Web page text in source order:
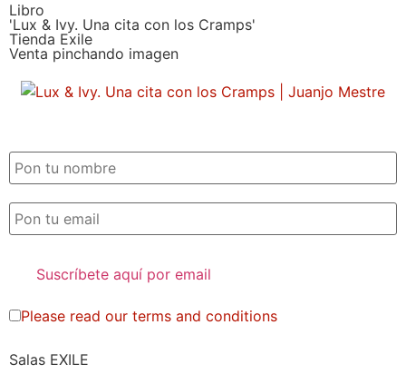
Libro
'Lux & Ivy. Una cita con los Cramps'
Tienda Exile
Venta pinchando imagen
Please read our terms and conditions
Salas EXILE